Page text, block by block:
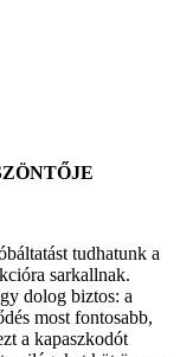
tudhatunk a
sarkallnak.
dolog biztos: a
most fontosabb,
a kapaszkodót